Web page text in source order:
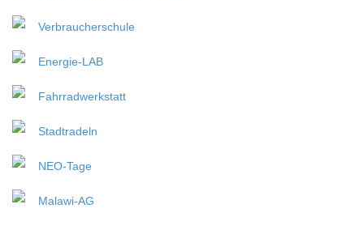
Verbraucherschule
Energie-LAB
Fahrradwerkstatt
Stadtradeln
NEO-Tage
Malawi-AG